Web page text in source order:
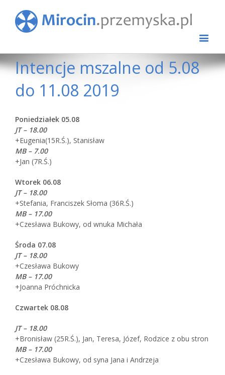
Intencje mszalne od 5.08
do 11.08 2019
Poniedziałek 05.08
JT – 18.00
+Eugenia(15R.Ś.), Stanisław
MB – 7.00
+Jan (7R.Ś.)
Wtorek 06.08
JT – 18.00
+Stefania, Franciszek Słoma (36R.Ś.)
MB – 17.00
+Czesława Bukowy, od wnuka Michała
Środa 07.08
JT – 18.00
+Czesława Bukowy
MB – 17.00
+Joanna Próchnicka
Czwartek 08.08
JT – 18.00
+Bronisław (25R.Ś.), Jan, Teresa, Józef, Rodzice z obu stron
MB – 17.00
+Czesława Bukowy, od syna Jana i Andrzeja